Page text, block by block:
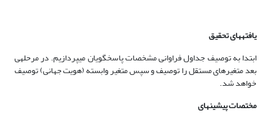
یافته­های تحقیق
ابتدا به توصیف جداول فراوانی مشخصات پاسخگویان می­پردازیم. در مرحله­ی
بعد متغیرهای مستقل را توصیف و سپس متغیر وابسته (هویت جهانی) توصیف
خواهد شد.
مختصات پیشینه­ای